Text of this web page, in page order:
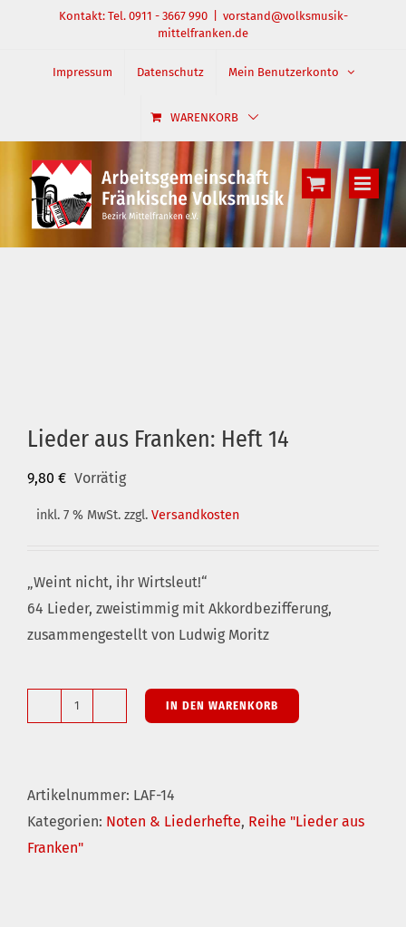
springen
Kontakt: Tel. 0911 - 3667 990
vorstand@volksmusik-
mittelfranken.de
Impressum Datenschutz Mein Benutzerkonto
WARENKORB
Lieder aus Franken: Heft 14
9,80 € Vorrätig
inkl. 7 % MwSt. zzgl. Versandkosten
„Weint nicht, ihr Wirtsleut!“
64 Lieder, zweistimmig mit Akkordbezifferung,
zusammengestellt von Ludwig Moritz
Heft
14
Menge
IN DEN WARENKORB
Artikelnummer: LAF-14
Kategorien: Noten & Liederhefte, Reihe "Lieder aus
Franken"